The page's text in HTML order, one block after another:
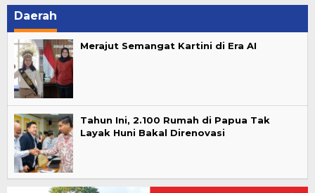
Daerah
Merajut Semangat Kartini di Era AI
Tahun Ini, 2.100 Rumah di Papua Tak
Layak Huni Bakal Direnovasi